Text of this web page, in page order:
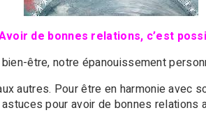
de bonnes relations, c’est
être, notre épanouissement
autres. Pour être en harmonie avec
pour avoir de bonnes relations